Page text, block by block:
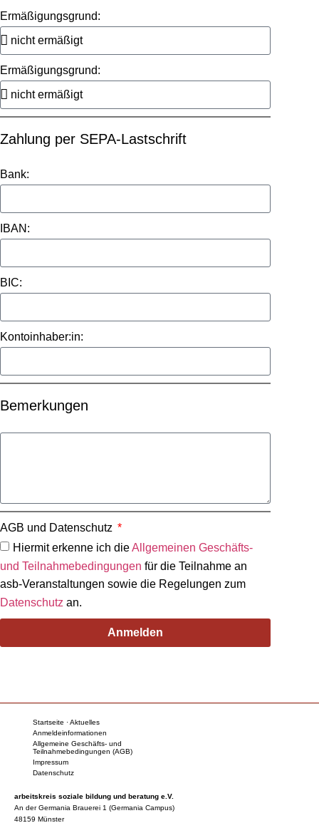
Ermäßigungsgrund:
Ermäßigungsgrund:
Zahlung per SEPA-Lastschrift
Bank:
IBAN:
BIC:
Kontoinhaber:in:
Bemerkungen
AGB und Datenschutz
Hiermit erkenne ich dieAllgemeinen Geschäfts-
und Teilnahmebedingungen für die Teilnahme an
asb-Veranstaltungen sowie die Regelungen zum
Datenschutz an.
Anmelden
Startseite · Aktuelles
Anmeldeinformationen
Allgemeine Geschäfts- und
Teilnahmebedingungen (AGB)
Impressum
Datenschutz
arbeitskreis soziale bildung und beratung e.V.
An der Germania Brauerei 1 (Germania Campus)
48159 Münster